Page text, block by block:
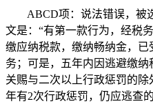
ABCD项：说法错误，被选
文是：“有第一款行为，经税
缴应纳税款，缴纳畅纳金，
务；可是，五年内因逃避缴
关赐与二次以上行政惩罚的
年有2次行政惩罚，仍应逃查